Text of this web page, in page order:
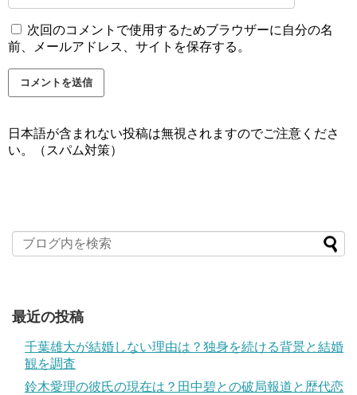
次回のコメントで使用するためブラウザーに自分の名
前、メールアドレス、サイトを保存する。
日本語が含まれない投稿は無視されますのでご注意くださ
い。（スパム対策）
最近の投稿
千葉雄大が結婚しない理由は？独身を続ける背景と結婚
観を調査
鈴木愛理の彼氏の現在は？田中碧との破局報道と歴代恋